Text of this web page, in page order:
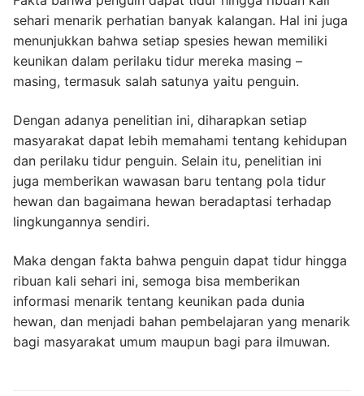
sehari menarik perhatian banyak kalangan. Hal ini juga
menunjukkan bahwa setiap spesies hewan memiliki
keunikan dalam perilaku tidur mereka masing –
masing, termasuk salah satunya yaitu penguin.
Dengan adanya penelitian ini, diharapkan setiap
masyarakat dapat lebih memahami tentang kehidupan
dan perilaku tidur penguin. Selain itu, penelitian ini
juga memberikan wawasan baru tentang pola tidur
hewan dan bagaimana hewan beradaptasi terhadap
lingkungannya sendiri.
Maka dengan fakta bahwa penguin dapat tidur hingga
ribuan kali sehari ini, semoga bisa memberikan
informasi menarik tentang keunikan pada dunia
hewan, dan menjadi bahan pembelajaran yang menarik
bagi masyarakat umum maupun bagi para ilmuwan.